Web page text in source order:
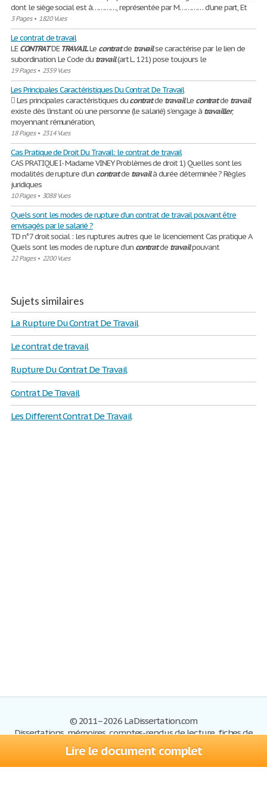
Lire le document complet
dont le siège social est à…………, représentée par M………… d’une part, Et
3 Pages• 1820 Vues
Le contrat de travail
LECONTRATDETRAVAILLe contratde travailse caractérise par le lien de
subordination. Le Code dutravail(art L. 121) pose toujours le
19 Pages• 2359 Vues
Les Principales Caractéristiques Du Contrat De Travail
 Les principales caractéristiques ducontratde travailLe contratde travail
existe dès l’instant où une personne (le salarié) s’engage à travailler,
moyennant rémunération,
18 Pages• 2314 Vues
Cas Pratique de Droit Du Travail: le contrat de travail
CAS PRATIQUE I- Madame VINEY Problèmes de droit 1) Quelles sont les
modalités de rupture d’un contratde travailà durée déterminée ? Règles
juridiques
10 Pages• 3088 Vues
Quels sont les modes de rupture d’un contrat de travail pouvant être
envisagés par le salarié ?
TD n°7 droit social : les ruptures autres que le licenciement Cas pratique A
Quels sont les modes de rupture d’un contratde travailpouvant
22 Pages• 2200 Vues
Sujets similaires
La Rupture Du Contrat De Travail
Le contrat de travail
Rupture Du Contrat De Travail
Contrat De Travail
Les Different Contrat De Travail
© 2011–2026 LaDissertation.com
Dissertations, mémoires, comptes-rendus de lecture, fiches de
lectures, exemples du BAC